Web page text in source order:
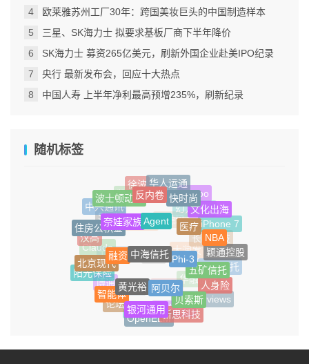
欧莱雅苏州工厂30年：跨国美妆巨头的中国制造样本
三星、SK海力士 拟要求基板厂商下半年降价
SK海力士 募资265亿美元，刷新外国企业赴美IPO纪录
央行 最新发布会，回应十大热点
中国人寿 上半年净利最高预增235%，刷新纪录
随机标签
斯凯奇
数字货币
徐波 华人运通
Canoo
幻方量化
安德玛
西藏信托
Shein
中兴通讯
波士顿动力
反内卷 快时尚
文化出海
iPhone 7
长鑫科技
大润发
TOP TOY
Claude
汉高
住房公积金
奈娃家族Agent
医疗
NBA
颖通控股
中融信托
华融信托
Figma
Sora
博通
阳光保险
北京现代
融资
Phi-3
五矿信托
人身险
AI Overviews
维珍银河
孙宇晨
论坛
智能体
黄光裕 阿贝尔
贝索斯
新思科技
OpenELM
银河通用